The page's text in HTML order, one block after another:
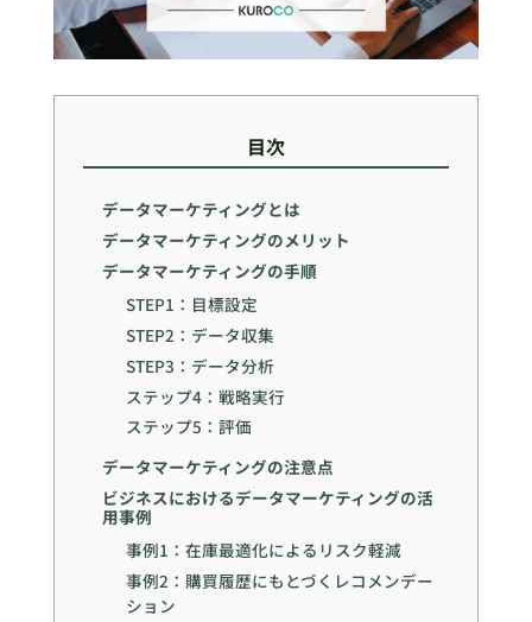
目次
データマーケティングとは
データマーケティングのメリット
データマーケティングの手順
STEP1：目標設定
STEP2：データ収集
STEP3：データ分析
ステップ4：戦略実行
ステップ5：評価
データマーケティングの注意点
ビジネスにおけるデータマーケティングの活
用事例
事例1：在庫最適化によるリスク軽減
事例2：購買履歴にもとづくレコメンデー
ション